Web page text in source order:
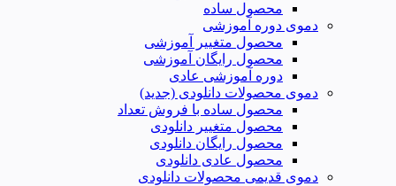
محصول ساده
دموی دوره آموزشی
محصول متغییر آموزشی
محصول رایگان آموزشی
دوره آموزشی عادی
دموی محصولات دانلودی (جدید)
محصول ساده با فروش تعداد
محصول متغییر دانلودی
محصول رایگان دانلودی
محصول عادی دانلودی
دموی قدیمی محصولات دانلودی